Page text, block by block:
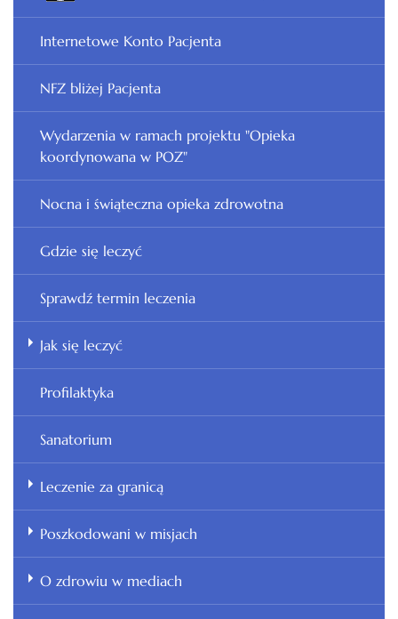
Internetowe Konto Pacjenta
NFZ bliżej Pacjenta
Wydarzenia w ramach projektu "Opieka
koordynowana w POZ"
Nocna i świąteczna opieka zdrowotna
Gdzie się leczyć
Sprawdź termin leczenia
Jak się leczyć
Profilaktyka
Sanatorium
Leczenie za granicą
Poszkodowani w misjach
O zdrowiu w mediach